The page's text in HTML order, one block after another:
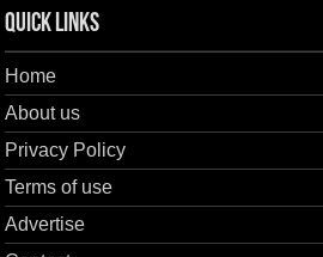
Quick Links
Home
About us
Privacy Policy
Terms of use
Advertise